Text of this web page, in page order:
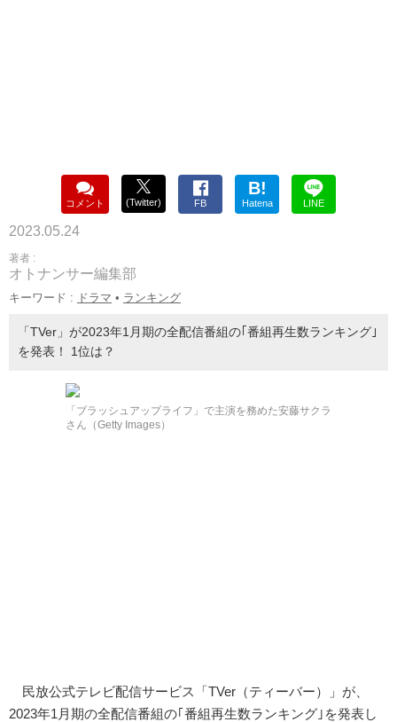
コメント (Twitter) FB
B!
Hatena LINE
2023.05.24
著者 :
オトナンサー編集部
キーワード : ドラマ • ランキング
「TVer」が2023年1月期の全配信番組の｢番組再生数ランキング｣
を発表！ 1位は？
「ブラッシュアップライフ」で主演を務めた安藤サクラ
さん（Getty Images）
民放公式テレビ配信サービス「TVer（ティーバー）」が、
2023年1月期の全配信番組の｢番組再生数ランキング｣を発表し